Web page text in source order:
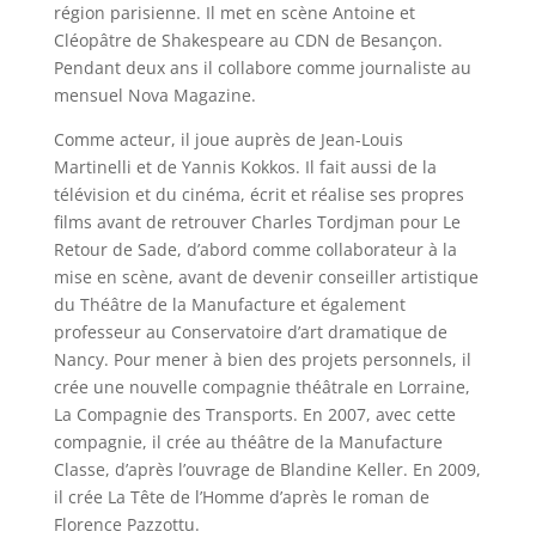
région parisienne. Il met en scène Antoine et
Cléopâtre de Shakespeare au CDN de Besançon.
Pendant deux ans il collabore comme journaliste au
mensuel Nova Magazine.
Comme acteur, il joue auprès de Jean-Louis
Martinelli et de Yannis Kokkos. Il fait aussi de la
télévision et du cinéma, écrit et réalise ses propres
films avant de retrouver Charles Tordjman pour Le
Retour de Sade, d’abord comme collaborateur à la
mise en scène, avant de devenir conseiller artistique
du Théâtre de la Manufacture et également
professeur au Conservatoire d’art dramatique de
Nancy. Pour mener à bien des projets personnels, il
crée une nouvelle compagnie théâtrale en Lorraine,
La Compagnie des Transports. En 2007, avec cette
compagnie, il crée au théâtre de la Manufacture
Classe, d’après l’ouvrage de Blandine Keller. En 2009,
il crée La Tête de l’Homme d’après le roman de
Florence Pazzottu.